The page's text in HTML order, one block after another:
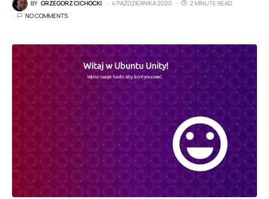
BY GRZEGORZ CICHOCKI 4 PAŹDZIERNIKA 2020
2 MINUTE READ
NO COMMENTS